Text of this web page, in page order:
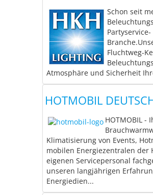
Schon seit
Fluchtweg-
Atmosphäre und Sicherheit
HOTMOBIL
HOTMOBIL -
Klimatisierung von Events,
mobilen Energiezentralen der
eigenen Servicepersonal
unseren langjährigen
Energiedien...